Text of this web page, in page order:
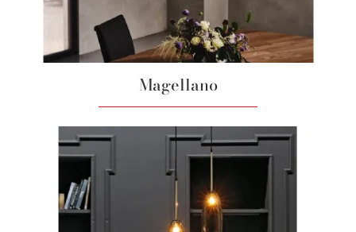
Magellano